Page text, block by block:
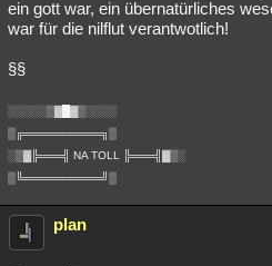
ein gott war, ein übernatürliches
war für die nilflut verantwotlich!
§§
░░░░░▒▓█▓▒░░░░
▒╔══════════╗▒
░▒▓╠═══╣ NA TOLL ╠═══╣▓▒░
▒╚══════════╝▒
plan